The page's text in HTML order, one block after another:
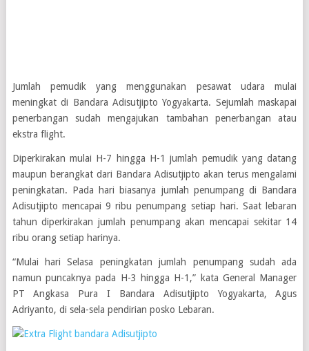
Jumlah pemudik yang menggunakan pesawat udara mulai
meningkat di Bandara Adisutjipto Yogyakarta. Sejumlah maskapai
penerbangan sudah mengajukan tambahan penerbangan atau
ekstra flight.
Diperkirakan mulai H-7 hingga H-1 jumlah pemudik yang datang
maupun berangkat dari Bandara Adisutjipto akan terus mengalami
peningkatan. Pada hari biasanya jumlah penumpang di Bandara
Adisutjipto mencapai 9 ribu penumpang setiap hari. Saat lebaran
tahun diperkirakan jumlah penumpang akan mencapai sekitar 14
ribu orang setiap harinya.
“Mulai hari Selasa peningkatan jumlah penumpang sudah ada
namun puncaknya pada H-3 hingga H-1,” kata General Manager
PT Angkasa Pura I Bandara Adisutjipto Yogyakarta, Agus
Adriyanto, di sela-sela pendirian posko Lebaran.